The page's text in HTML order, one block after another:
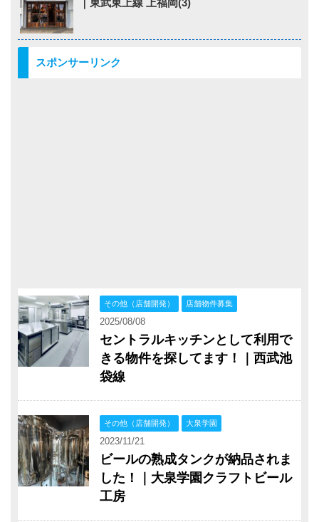
｜東武東上線 上福岡(3)
スポンサーリンク
その他（店舗開発） 店舗物件募集
2025/08/08
セントラルキッチンとして利用で
きる物件を探してます！｜西武池
袋線
その他（店舗開発） 大泉学園
2023/11/21
ビールの熟成タンクが納品されま
した！｜大泉学園クラフトビール
工房